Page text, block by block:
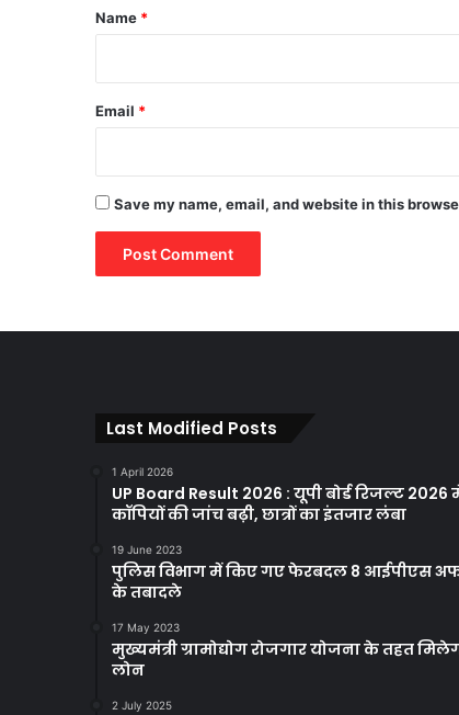
*
Name *
Email *
Save my name, email, and website in this
Last Modified Posts
1 April 2026
UP Board Result 2026 : यूपी बोर्ड रिजल्ट 2026
कॉपियों की जांच बढ़ी, छात्रों का इंतजार लंबा
19 June 2023
पुलिस विभाग में किए गए फेरबदल 8 आईपीएस
के तबादले
17 May 2023
मुख्यमंत्री ग्रामोद्योग रोजगार योजना के तहत
लोन
2 July 2025